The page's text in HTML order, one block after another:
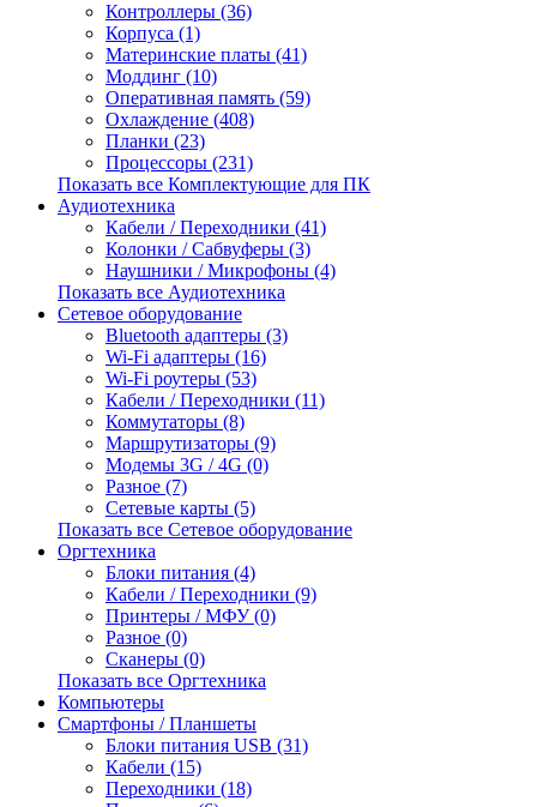
Контроллеры (36)
Корпуса (1)
Материнские платы (41)
Моддинг (10)
Оперативная память (59)
Охлаждение (408)
Планки (23)
Процессоры (231)
Показать все Комплектующие для ПК
Аудиотехника
Кабели / Переходники (41)
Колонки / Сабвуферы (3)
Наушники / Микрофоны (4)
Показать все Аудиотехника
Сетевое оборудование
Bluetooth адаптеры (3)
Wi-Fi адаптеры (16)
Wi-Fi роутеры (53)
Кабели / Переходники (11)
Коммутаторы (8)
Маршрутизаторы (9)
Модемы 3G / 4G (0)
Разное (7)
Сетевые карты (5)
Показать все Сетевое оборудование
Оргтехника
Блоки питания (4)
Кабели / Переходники (9)
Принтеры / МФУ (0)
Разное (0)
Сканеры (0)
Показать все Оргтехника
Компьютеры
Смартфоны / Планшеты
Блоки питания USB (31)
Кабели (15)
Переходники (18)